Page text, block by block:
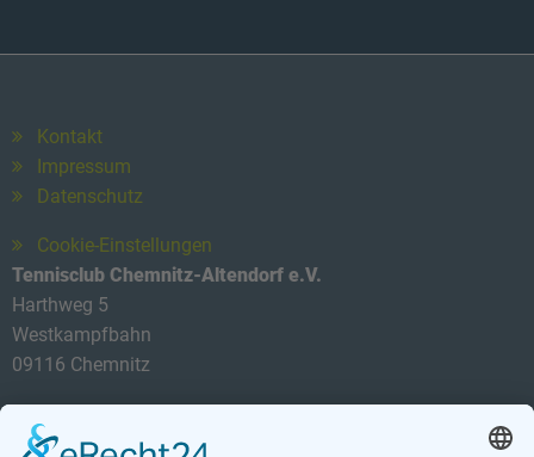
Kontakt
Impressum
Datenschutz
Cookie-Einstellungen
Tennisclub Chemnitz-Altendorf e.V.
Harthweg 5
Westkampfbahn
09116 Chemnitz
E-Mail: info@tca-ev.de